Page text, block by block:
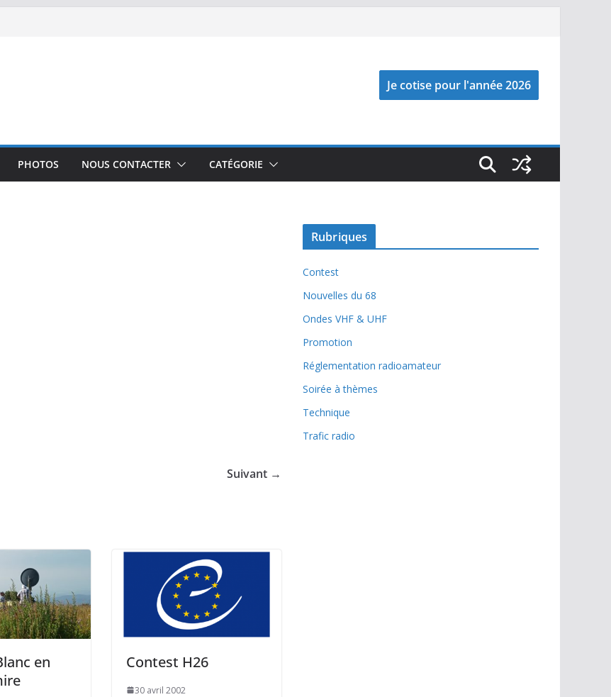
PHOTOS NOUS CONTACTER CATÉGORIE
Suivant →
en
Contest H26
30 avril 2002
Rubriques
Contest
Nouvelles du 68
Ondes VHF & UHF
Promotion
Réglementation radioamateur
Soirée à thèmes
Technique
Trafic radio